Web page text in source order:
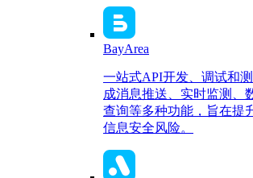
BayArea
一站式API开发、调试和
成消息推送、实时监测、
查询等多种功能，旨在提
信息安全风险。